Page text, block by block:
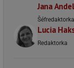
Jana
Lucia
Redaktorka